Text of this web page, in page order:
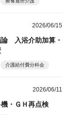
2026/06/15
入浴介助加算・
介護給付費分科会
2026/06/11
・ＧＨ再点検